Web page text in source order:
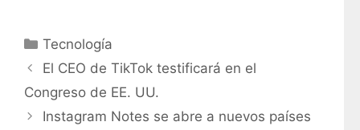
C
a
e
g
Tecnología
El CEO de TikTok testificará en el
Congreso de EE. UU.
Instagram Notes se abre a nuevos países